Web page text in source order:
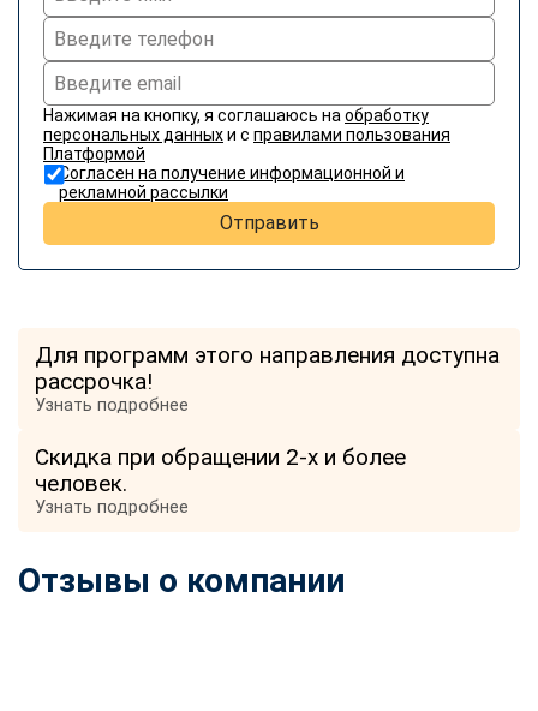
Нажимая на кнопку, я соглашаюсь на обработку
персональных данныхи с правилами пользования
Платформой
Согласен на получение информационной и
рекламной рассылки
Отправить
Для программ этого направления доступна
рассрочка!
Узнать подробнее
Скидка при обращении 2-х и более
человек.
Узнать подробнее
Отзывы о компании